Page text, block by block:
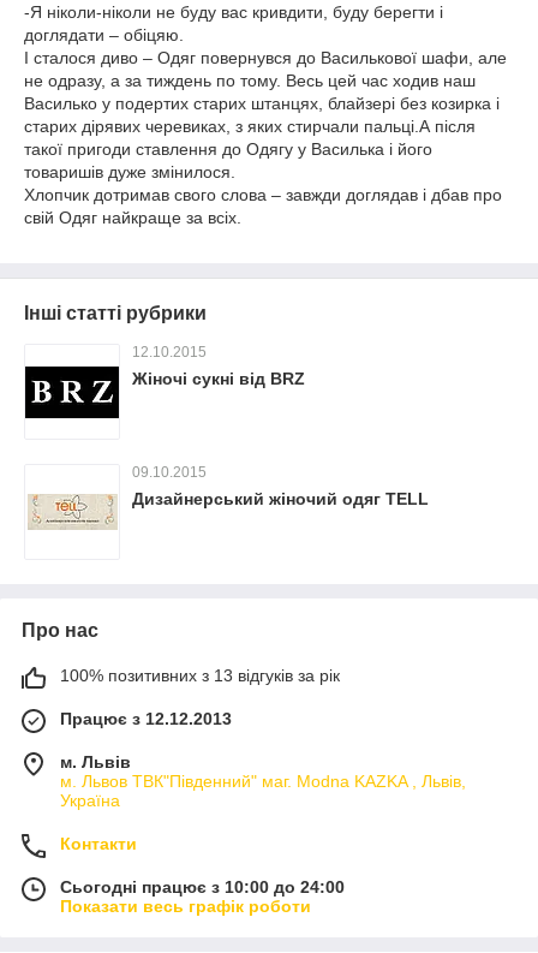
-Я ніколи-ніколи не буду вас кривдити, буду берегти і
доглядати – обіцяю.
І сталося диво – Одяг повернувся до Василькової шафи, але
не одразу, а за тиждень по тому. Весь цей час ходив наш
Василько у подертих старих штанцях, блайзері без козирка і
старих дірявих черевиках, з яких стирчали пальці.А після
такої пригоди ставлення до Одягу у Василька і його
товаришів дуже змінилося.
Хлопчик дотримав свого слова – завжди доглядав і дбав про
свій Одяг найкраще за всіх.
Інші статті рубрики
12.10.2015
Жіночі сукні від BRZ
09.10.2015
Дизайнерський жіночий одяг TELL
Про нас
100% позитивних з 13 відгуків за рік
Працює з 12.12.2013
м. Львів
м. Львов ТВК"Південний" маг. Modna KAZKA , Львів,
Україна
Контакти
Сьогодні працює з 10:00 до 24:00
Показати весь графік роботи